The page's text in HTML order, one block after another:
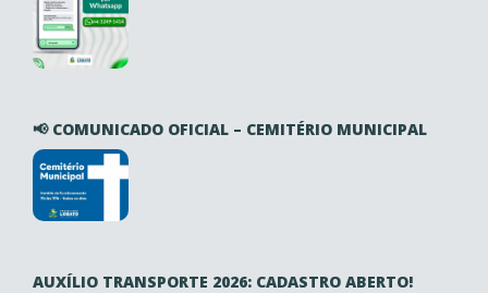
📢 COMUNICADO OFICIAL – CEMITÉRIO MUNICIPAL
AUXÍLIO TRANSPORTE 2026: CADASTRO ABERTO!